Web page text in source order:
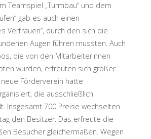
Teamspiel „Turmbau“ und dem
gab es auch einen
Vertrauen“, durch den sich die
Augen führen mussten. Auch
die von den Mitarbeiterinnen
wurden, erfreuten sich großer
Förderverein hatte
die ausschließlich
Insgesamt 700 Preise wechselten
den Besitzer. Das erfreute die
Besucher gleichermaßen. Wegen